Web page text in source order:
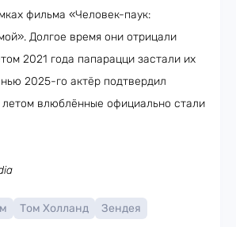
фильма «Человек-паук:
Долгое время они отрицали
2021 года папарацци застали их
2025-го актёр подтвердил
летом влюблённые официально стали
Том Холланд Зендея